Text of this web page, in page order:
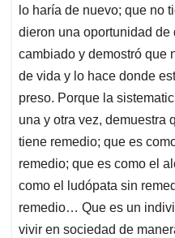
lo haría de nuevo; que no
dieron una oportunidad de
cambiado y demostró que
de vida y lo hace donde
preso. Porque la
una y otra vez, demuestra
tiene remedio; que es
remedio; que es como el
como el ludópata sin
remedio… Que es un
vivir en sociedad de